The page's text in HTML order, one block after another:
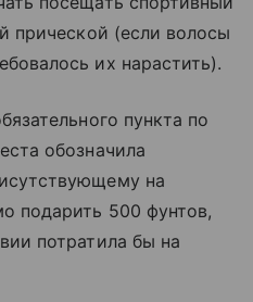
прической (если волосы
их нарастить).
пункта по
обозначила
на
подарить 500 фунтов,
потратила бы на